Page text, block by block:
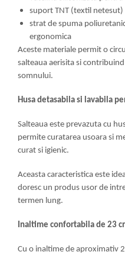
suport TNT (textil
strat de spuma
ergonomica
Aceste materiale permit o
salteaua aerisita si
somnului.
Husa detasabila si lavabila
Salteaua este prevazuta cu
permite curatarea usoara si
curat si igienic.
Aceasta caracteristica este
doresc un produs usor de
termen lung.
Inaltime confortabila de 23
Cu o inaltime de aproximativ